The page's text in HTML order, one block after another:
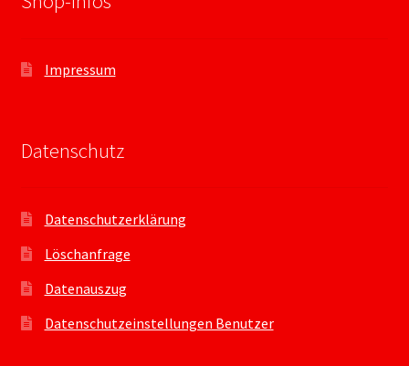
Impressum
Datenschutz
Datenschutzerklärung
Löschanfrage
Datenauszug
Datenschutzeinstellungen Benutzer